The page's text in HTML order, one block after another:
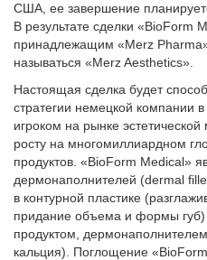
США, ее завершение
В результате сделки «BioForm
принадлежащим «Merz
называться «Merz Aesthetics».
Настоящая сделка будет
стратегии немецкой компании
игроком на рынке
росту на многомиллиардном
продуктов. «BioForm Medical»
дермонаполнителей (dermal
в контурной пластике
придание объема и формы
продуктом,
кальция). Поглощение